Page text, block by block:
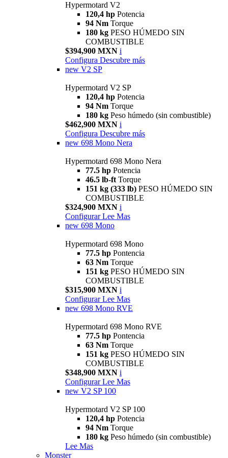
Hypermotard V2
120,4 hp Potencia
94 Nm Torque
180 kg PESO HÚMEDO SIN
COMBUSTIBLE
$394,900 MXN i
Configura Descubre más
new V2 SP
Hypermotard V2 SP
120,4 hp Potencia
94 Nm Torque
180 kg Peso húmedo (sin combustible)
$462,900 MXN i
Configura Descubre más
new 698 Mono Nera
Hypermotard 698 Mono Nera
77.5 hp Potencia
46.5 lb-ft Torque
151 kg (333 lb) PESO HÚMEDO SIN
COMBUSTIBLE
$324,900 MXN i
Configurar Lee Mas
new 698 Mono
Hypermotard 698 Mono
77.5 hp Pontencia
63 Nm Torque
151 kg PESO HÚMEDO SIN
COMBUSTIBLE
$315,900 MXN i
Configurar Lee Mas
new 698 Mono RVE
Hypermotard 698 Mono RVE
77.5 hp Pontencia
63 Nm Torque
151 kg PESO HÚMEDO SIN
COMBUSTIBLE
$348,900 MXN i
Configurar Lee Mas
new V2 SP 100
Hypermotard V2 SP 100
120,4 hp Potencia
94 Nm Torque
180 kg Peso húmedo (sin combustible)
Lee Mas
Monster